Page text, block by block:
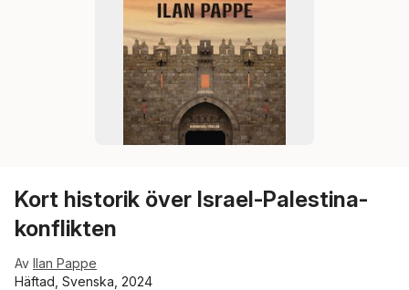
Kort historik över Israel-Palestina-
konflikten
Av Ilan Pappe
Häftad, Svenska, 2024